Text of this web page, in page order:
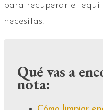
para recuperar el
necesitas.
Qué vas a
nota: